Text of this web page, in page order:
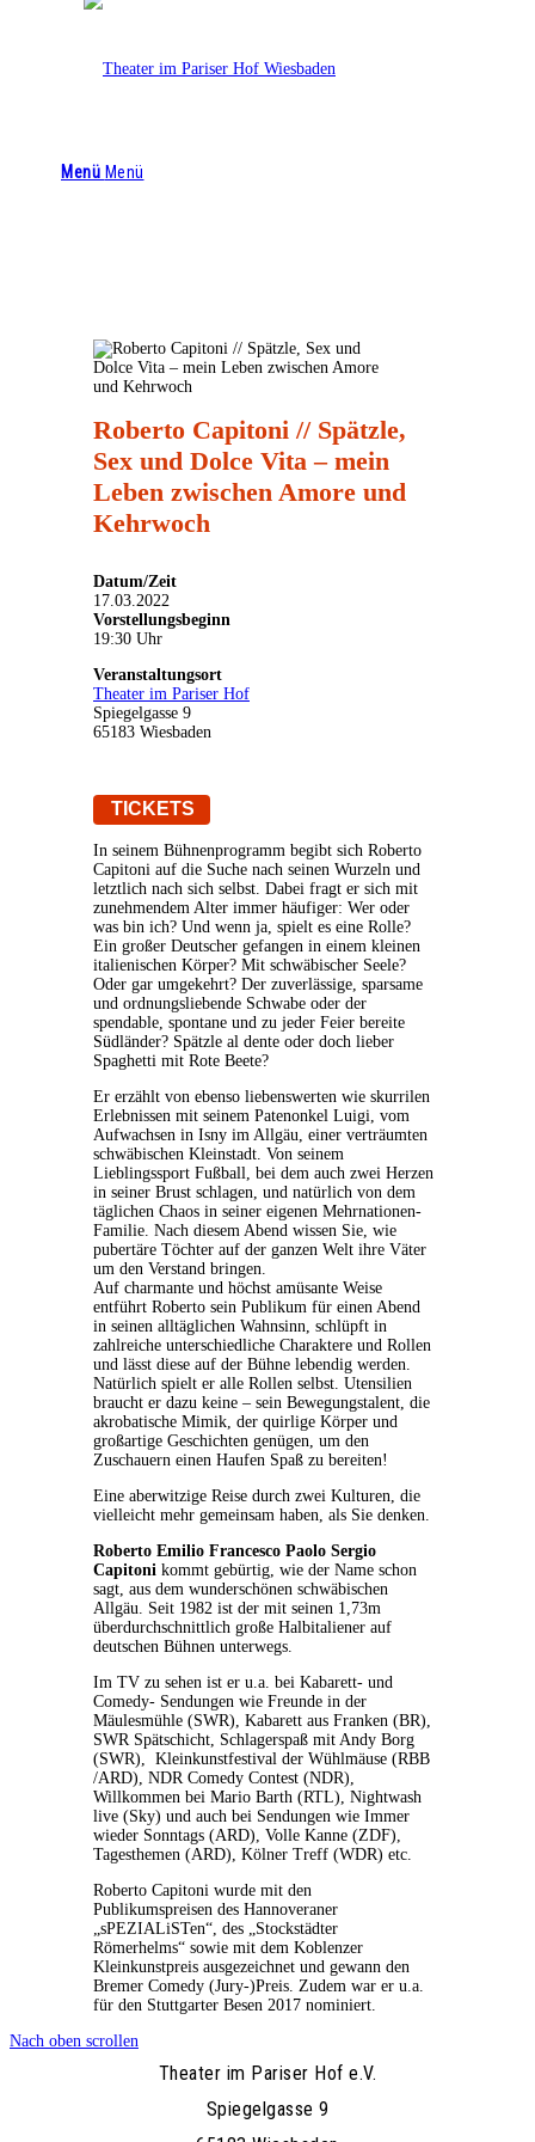
Menü Menü
Roberto Capitoni // Spätzle,
Sex und Dolce Vita – mein
Leben zwischen Amore und
Kehrwoch
Datum/Zeit
17.03.2022
Vorstellungsbeginn
19:30 Uhr
Veranstaltungsort
Theater im Pariser Hof
Spiegelgasse 9
65183 Wiesbaden
TICKETS
In seinem Bühnenprogramm begibt sich Roberto
Capitoni auf die Suche nach seinen Wurzeln und
letztlich nach sich selbst. Dabei fragt er sich mit
zunehmendem Alter immer häufiger: Wer oder
was bin ich? Und wenn ja, spielt es eine Rolle?
Ein großer Deutscher gefangen in einem kleinen
italienischen Körper? Mit schwäbischer Seele?
Oder gar umgekehrt? Der zuverlässige, sparsame
und ordnungsliebende Schwabe oder der
spendable, spontane und zu jeder Feier bereite
Südländer? Spätzle al dente oder doch lieber
Spaghetti mit Rote Beete?
Er erzählt von ebenso liebenswerten wie skurrilen
Erlebnissen mit seinem Patenonkel Luigi, vom
Aufwachsen in Isny im Allgäu, einer verträumten
schwäbischen Kleinstadt. Von seinem
Lieblingssport Fußball, bei dem auch zwei Herzen
in seiner Brust schlagen, und natürlich von dem
täglichen Chaos in seiner eigenen Mehrnationen-
Familie. Nach diesem Abend wissen Sie, wie
pubertäre Töchter auf der ganzen Welt ihre Väter
um den Verstand bringen.
Auf charmante und höchst amüsante Weise
entführt Roberto sein Publikum für einen Abend
in seinen alltäglichen Wahnsinn, schlüpft in
zahlreiche unterschiedliche Charaktere und Rollen
und lässt diese auf der Bühne lebendig werden.
Natürlich spielt er alle Rollen selbst. Utensilien
braucht er dazu keine – sein Bewegungstalent, die
akrobatische Mimik, der quirlige Körper und
großartige Geschichten genügen, um den
Zuschauern einen Haufen Spaß zu bereiten!
Eine aberwitzige Reise durch zwei Kulturen, die
vielleicht mehr gemeinsam haben, als Sie denken.
Roberto Emilio Francesco Paolo Sergio
Capitoni kommt gebürtig, wie der Name schon
sagt, aus dem wunderschönen schwäbischen
Allgäu. Seit 1982 ist der mit seinen 1,73m
überdurchschnittlich große Halbitaliener auf
deutschen Bühnen unterwegs.
Im TV zu sehen ist er u.a. bei Kabarett- und
Comedy- Sendungen wie Freunde in der
Mäulesmühle (SWR), Kabarett aus Franken (BR),
SWR Spätschicht, Schlagerspaß mit Andy Borg
(SWR), Kleinkunstfestival der Wühlmäuse (RBB
/ARD), NDR Comedy Contest (NDR),
Willkommen bei Mario Barth (RTL), Nightwash
live (Sky) und auch bei Sendungen wie Immer
wieder Sonntags (ARD), Volle Kanne (ZDF),
Tagesthemen (ARD), Kölner Treff (WDR) etc.
Roberto Capitoni wurde mit den
Publikumspreisen des Hannoveraner
„sPEZIALiSTen“, des „Stockstädter
Römerhelms“ sowie mit dem Koblenzer
Kleinkunstpreis ausgezeichnet und gewann den
Bremer Comedy (Jury-)Preis. Zudem war er u.a.
für den Stuttgarter Besen 2017 nominiert.
Theater im Pariser Hof e.V.
Spiegelgasse 9
Nach oben scrollen